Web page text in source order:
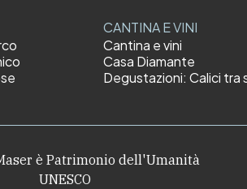
CANTINA E VINI
Cantina e vini
Casa Diamante
Degustazioni: Calici tra
è Patrimonio dell'Umanità
UNESCO